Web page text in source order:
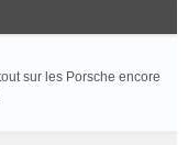
sur les Porsche encore